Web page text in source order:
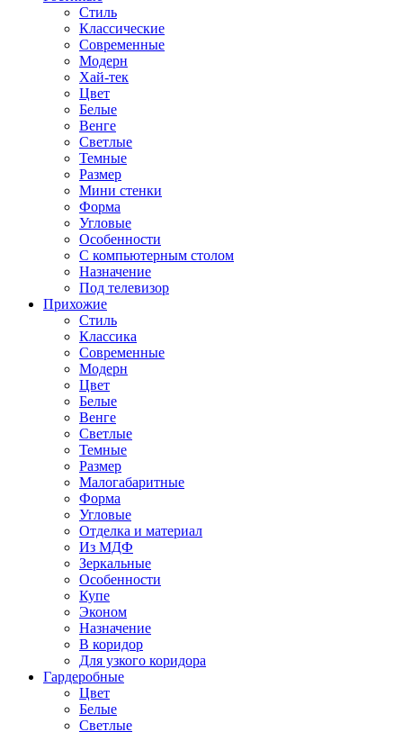
Стиль
Классические
Современные
Модерн
Хай-тек
Цвет
Белые
Венге
Светлые
Темные
Размер
Мини стенки
Форма
Угловые
Особенности
С компьютерным столом
Назначение
Под телевизор
Прихожие
Стиль
Классика
Современные
Модерн
Цвет
Белые
Венге
Светлые
Темные
Размер
Малогабаритные
Форма
Угловые
Отделка и материал
Из МДФ
Зеркальные
Особенности
Купе
Эконом
Назначение
В коридор
Для узкого коридора
Гардеробные
Цвет
Белые
Светлые